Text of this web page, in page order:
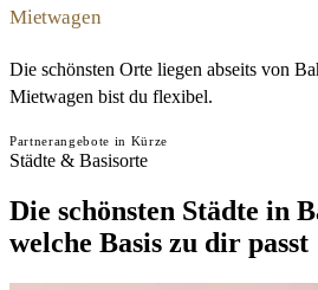
Mietwagen
Die schönsten Orte liegen abseits von
Mietwagen bist du flexibel.
Partnerangebote in Kürze
Städte & Basisorte
Die schönsten Städte in
welche Basis zu dir passt